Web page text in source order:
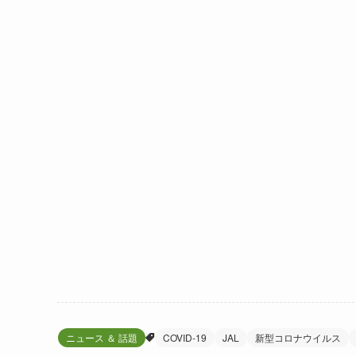
ニュース ＆ 話題 COVID-19 JAL 新型コロナウイルス